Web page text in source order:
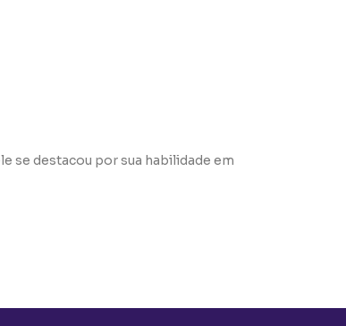
se destacou por sua habilidade em